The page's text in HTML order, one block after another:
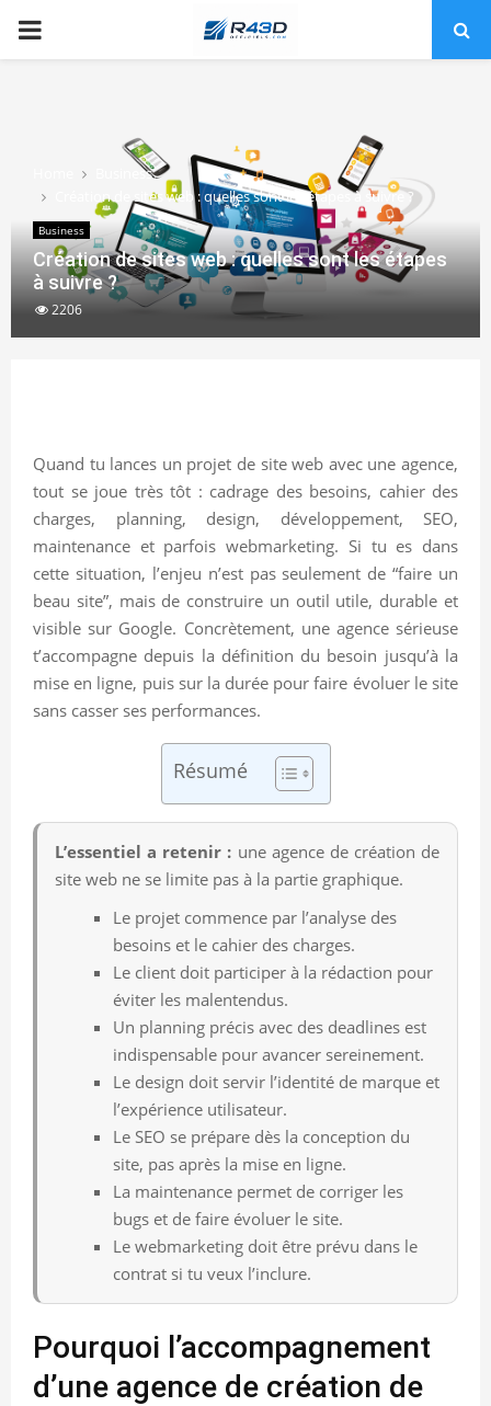
PRIMARY
Business
Création de sites web : quelles sont les étapes à suivre ?
Business
Création de sites web : quelles sont les étapes
à suivre ?
2206
Quand tu lances un projet de site web avec une agence,
tout se joue très tôt : cadrage des besoins, cahier des
charges, planning, design, développement, SEO,
maintenance et parfois webmarketing. Si tu es dans
cette situation, l’enjeu n’est pas seulement de “faire un
beau site”, mais de construire un outil utile, durable et
visible sur Google. Concrètement, une agence sérieuse
t’accompagne depuis la définition du besoin jusqu’à la
mise en ligne, puis sur la durée pour faire évoluer le site
sans casser ses performances.
Résumé
L’essentiel a retenir : une agence de création de
site web ne se limite pas à la partie graphique.
Le projet commence par l’analyse des
besoins et le cahier des charges.
Le client doit participer à la rédaction pour
éviter les malentendus.
Un planning précis avec des deadlines est
indispensable pour avancer sereinement.
Le design doit servir l’identité de marque et
l’expérience utilisateur.
Le SEO se prépare dès la conception du
site, pas après la mise en ligne.
La maintenance permet de corriger les
bugs et de faire évoluer le site.
Le webmarketing doit être prévu dans le
contrat si tu veux l’inclure.
Pourquoi l’accompagnement
d’une agence de création de